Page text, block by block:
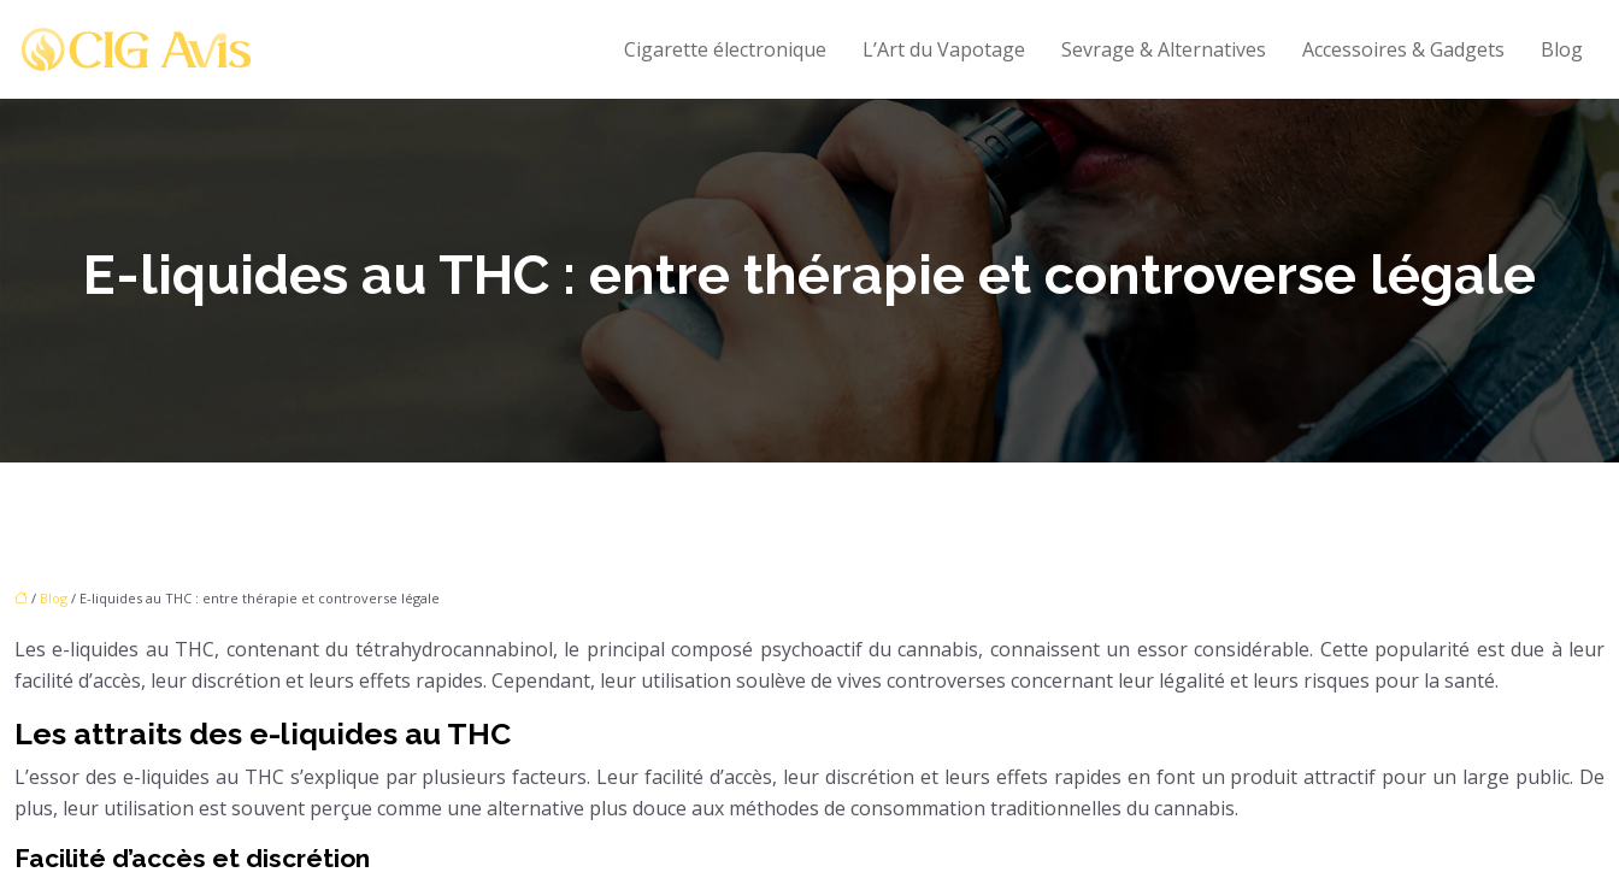
Cigarette électronique L’Art du Vapotage Sevrage & Alternatives Accessoires & Gadgets Blog
E-liquides au THC : entre thérapie et controverse légale
/ Blog / E-liquides au THC : entre thérapie et controverse légale
Les e-liquides au THC, contenant du tétrahydrocannabinol, le principal composé psychoactif du cannabis, connaissent un essor considérable. Cette popularité est due à leur
facilité d’accès, leur discrétion et leurs effets rapides. Cependant, leur utilisation soulève de vives controverses concernant leur légalité et leurs risques pour la santé.
Les attraits des e-liquides au THC
L’essor des e-liquides au THC s’explique par plusieurs facteurs. Leur facilité d’accès, leur discrétion et leurs effets rapides en font un produit attractif pour un large public. De
plus, leur utilisation est souvent perçue comme une alternative plus douce aux méthodes de consommation traditionnelles du cannabis.
Facilité d’accès et discrétion